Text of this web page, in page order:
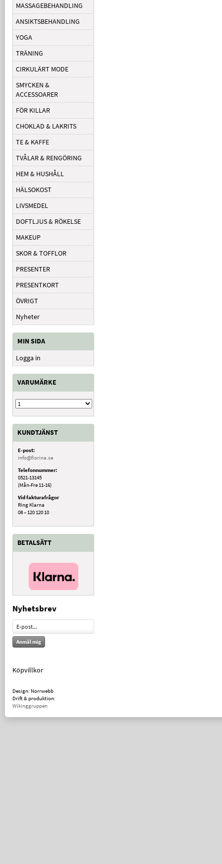
MASSAGEBEHANDLING
ANSIKTSBEHANDLING
YOGA
TRÄNING
CIRKULÄRT MODE
SMYCKEN &
ACCESSOARER
FÖR KILLAR
CHOKLAD & LAKRITS
TE & KAFFE
TVÅLAR & RENGÖRING
HEM & HUSHÅLL
HÄLSOKOST
LIVSMEDEL
DOFTLJUS & RÖKELSE
MAKEUP
SKOR & TOFFLOR
PRESENTER
PRESENTKORT
ÖVRIGT
Nyheter
MIN SIDA
Logga in
VARUMÄRKE
KUNDTJÄNST
E-post:
info@fiorina.se
Telefonnummer:
0521-13145
(Mån-Fre 11-16)
Vid fakturafrågor
Ring Klarna
08 – 120 120 10
BETALSÄTT
Nyhetsbrev
Anmäl mig
Köpvillkor
Design: Norrwebb
Drift & produktion:
Wikinggruppen